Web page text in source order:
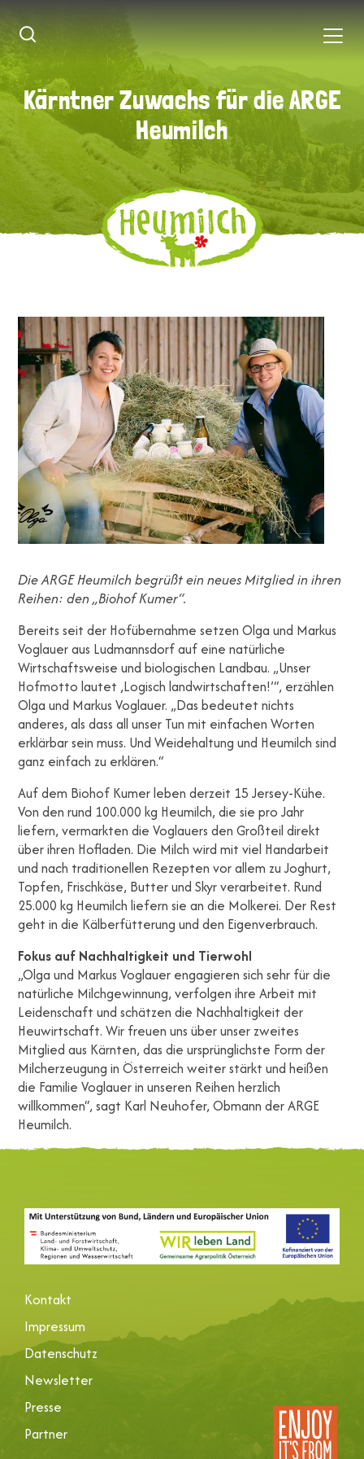
Kärntner Zuwachs für die ARGE
Heumilch
Kärntner Zuwachs für die ARGE
Heumilch
Die ARGE Heumilch begrüßt ein neues Mitglied in ihren
Reihen: den „Biohof Kumer“.
Bereits seit der Hofübernahme setzen Olga und Markus
Voglauer aus Ludmannsdorf auf eine natürliche
Wirtschaftsweise und biologischen Landbau. „Unser
Hofmotto lautet ‚Logisch landwirtschaften!’“, erzählen
Olga und Markus Voglauer. „Das bedeutet nichts
anderes, als dass all unser Tun mit einfachen Worten
erklärbar sein muss. Und Weidehaltung und Heumilch sind
ganz einfach zu erklären.“
Auf dem Biohof Kumer leben derzeit 15 Jersey-Kühe.
Von den rund 100.000 kg Heumilch, die sie pro Jahr
liefern, vermarkten die Voglauers den Großteil direkt
über ihren Hofladen. Die Milch wird mit viel Handarbeit
und nach traditionellen Rezepten vor allem zu Joghurt,
Topfen, Frischkäse, Butter und Skyr verarbeitet. Rund
25.000 kg Heumilch liefern sie an die Molkerei. Der Rest
geht in die Kälberfütterung und den Eigenverbrauch.
Fokus auf Nachhaltigkeit und Tierwohl
„Olga und Markus Voglauer engagieren sich sehr für die
natürliche Milchgewinnung, verfolgen ihre Arbeit mit
Leidenschaft und schätzen die Nachhaltigkeit der
Heuwirtschaft. Wir freuen uns über unser zweites
Mitglied aus Kärnten, das die ursprünglichste Form der
Milcherzeugung in Österreich weiter stärkt und heißen
die Familie Voglauer in unseren Reihen herzlich
willkommen“, sagt Karl Neuhofer, Obmann der ARGE
Heumilch.
Kontakt
Impressum
Datenschutz
Newsletter
Presse
Partner